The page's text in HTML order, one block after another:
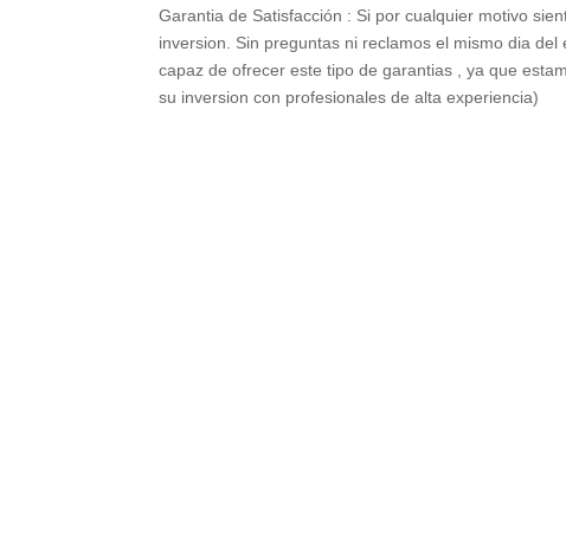
Garantia de Satisfacción : Si por cualquier motivo
inversion. Sin preguntas ni reclamos el mismo dia
capaz de ofrecer este tipo de garantias , ya que
su inversion con profesionales de alta experiencia)